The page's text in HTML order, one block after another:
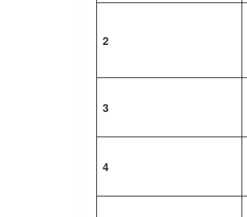
2
3
4